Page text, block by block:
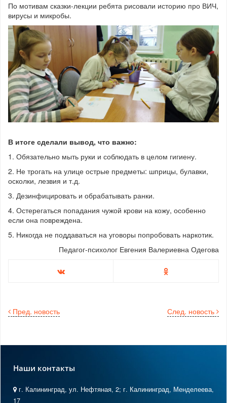
По мотивам сказки-лекции ребята рисовали историю про ВИЧ,
вирусы и микробы.
В итоге сделали вывод, что важно:
1. Обязательно мыть руки и соблюдать в целом гигиену.
2. Не трогать на улице острые предметы: шприцы, булавки,
осколки, лезвия и т.д.
3. Дезинфицировать и обрабатывать ранки.
4. Остерегаться попадания чужой крови на кожу, особенно
если она повреждена.
5. Никогда не поддаваться на уговоры попробовать наркотик.
Педагог-психолог Евгения Валериевна Одегова
След. новость
Пред. новость
Наши контакты
г. Калининград, ул. Нефтяная, 2; г. Калининград, Менделеева,
17